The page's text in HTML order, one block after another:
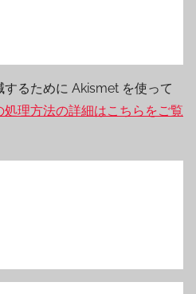
るために Akismet を使って
処理方法の詳細はこちらをご覧